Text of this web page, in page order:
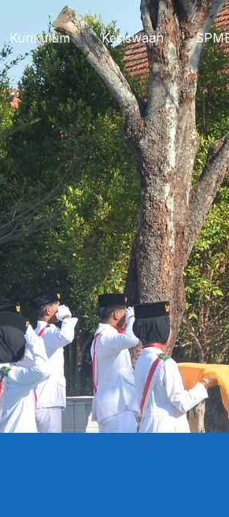
Kurikulum Kesiswaan